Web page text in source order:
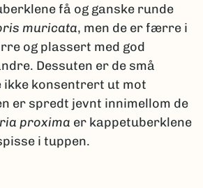
få og ganske runde
muricata, men de er færre i
og plassert med god
Dessuten er de små
ikke konsentrert ut mot
er spredt jevnt innimellom de
proxima er kappetuberklene
i tuppen.